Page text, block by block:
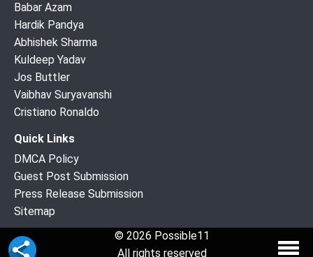
Babar Azam
Hardik Pandya
Abhishek Sharma
Kuldeep Yadav
Jos Buttler
Vaibhav Suryavanshi
Cristiano Ronaldo
Quick Links
DMCA Policy
Guest Post Submission
Press Release Submission
Sitemap
© 2026 Possible11
All rights reserved